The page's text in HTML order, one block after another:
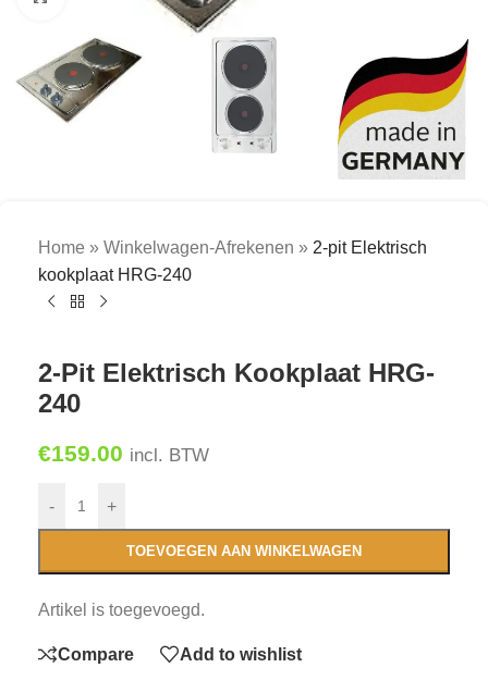
Home » Winkelwagen-Afrekenen » 2-pit Elektrisch
kookplaat HRG-240
2-Pit Elektrisch Kookplaat HRG-
240
€159.00 incl. BTW
- +
TOEVOEGEN AAN WINKELWAGEN
Artikel is toegevoegd.
Compare Add to wishlist